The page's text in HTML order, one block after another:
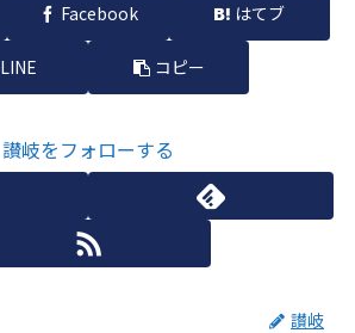
Facebook はてブ
LINE コピー
讃岐をフォローする
讃岐